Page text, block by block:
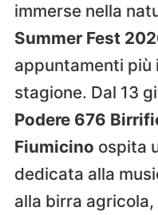
immerse nella
Summer Fest
appuntamenti più
stagione. Dal 13
Podere 676
Fiumicino ospita
dedicata alla
alla birra